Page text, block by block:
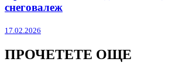
снеговалеж
17.02.2026
ПРОЧЕТЕТЕ ОЩЕ